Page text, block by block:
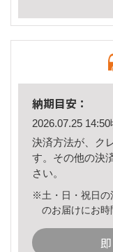
納期目安：
2026.07.25
決済方法が、ク
す。その他の決
さい。
※土・日・祝日の
のお届けにお時